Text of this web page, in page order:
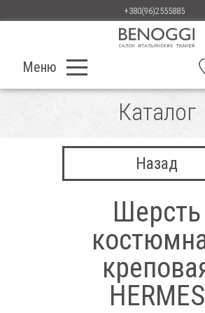
+380(96)2555885
Меню
Каталог
Назад
Шерсть
HERMES